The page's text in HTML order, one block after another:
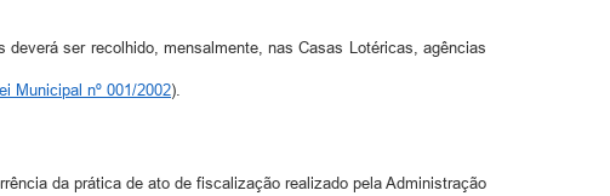
ser recolhido, mensalmente, nas Casas Lotéricas, agências
Municipal nº 001/2002).
da prática de ato de fiscalização realizado pela Administração